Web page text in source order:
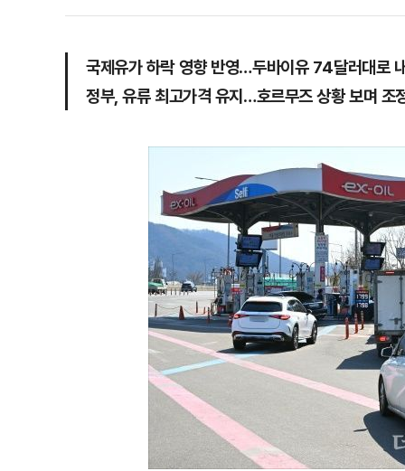
국제유가 하락 영향 반영…두바이유 74달러대로
정부, 유류 최고가격 유지…호르무즈 상황 보며 조